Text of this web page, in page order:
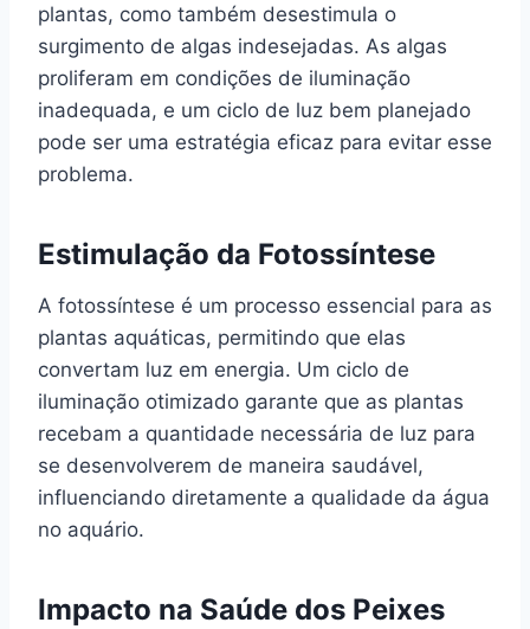
plantas, como também desestimula o
surgimento de algas indesejadas. As algas
proliferam em condições de iluminação
inadequada, e um ciclo de luz bem planejado
pode ser uma estratégia eficaz para evitar esse
problema.
Estimulação da Fotossíntese
A fotossíntese é um processo essencial para as
plantas aquáticas, permitindo que elas
convertam luz em energia. Um ciclo de
iluminação otimizado garante que as plantas
recebam a quantidade necessária de luz para
se desenvolverem de maneira saudável,
influenciando diretamente a qualidade da água
no aquário.
Impacto na Saúde dos Peixes